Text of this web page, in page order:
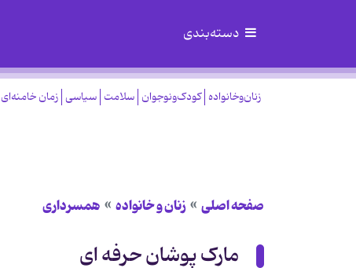
دسته‌بندی
زنان‌وخانواده کودک‌ونوجوان سلامت سیاسی زمان خامنه‌ای
صفحه اصلی زنان و خانواده همسرداری
مارک پوشان حرفه ای